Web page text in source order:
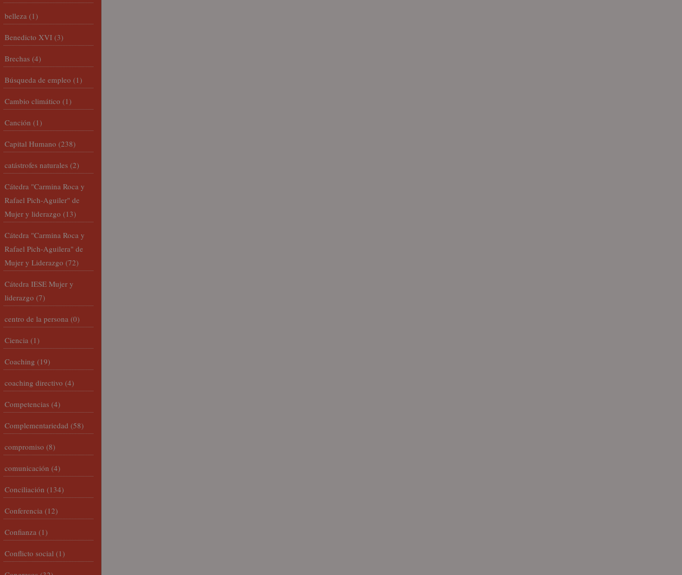
belleza (1)
Benedicto XVI (3)
Brechas (4)
Búsqueda de empleo (1)
Cambio climático (1)
Canción (1)
Capital Humano (238)
catástrofes naturales (2)
Cátedra "Carmina Roca y
Rafael Pich-Aguiler" de
Mujer y liderazgo (13)
Cátedra "Carmina Roca y
Rafael Pich-Aguilera" de
Mujer y Liderazgo (72)
Cátedra IESE Mujer y
liderazgo (7)
centro de la persona (0)
Ciencia (1)
Coaching (19)
coaching directivo (4)
Competencias (4)
Complementariedad (58)
compromiso (8)
comunicación (4)
Conciliación (134)
Conferencia (12)
Confianza (1)
Conflicto social (1)